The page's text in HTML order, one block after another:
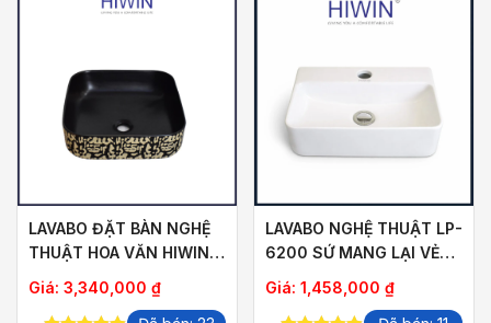
LAVABO ĐẶT BÀN NGHỆ
THUẬT HOA VĂN HIWIN
LP-A423
Giá: 3,340,000 ₫
LAVABO NGHỆ THUẬT LP-
6200 SỨ MANG LẠI VẺ
ĐẸP THUẦN KHIẾT
Giá: 1,458,000 ₫